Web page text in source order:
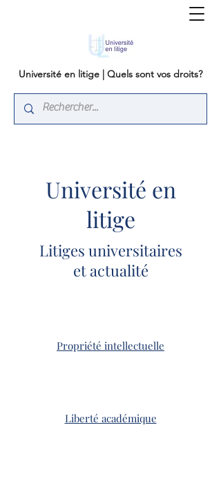
Université en litige | Quels sont vos droits?
Université en
litige
Litiges universitaires
et actualité
Propriété intellectuelle
Liberté académique